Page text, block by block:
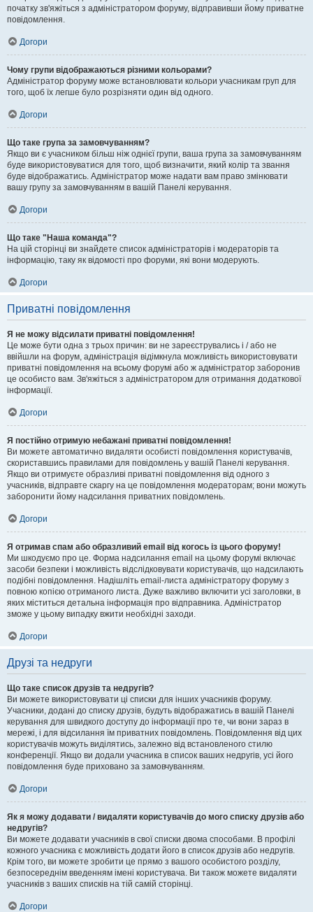
початку зв'яжіться з адміністратором форуму, відправивши йому приватне
повідомлення.
Догори
Чому групи відображаються різними кольорами?
Адміністратор форуму може встановлювати кольори учасникам груп для
того, щоб їх легше було розрізняти один від одного.
Догори
Що таке група за замовчуванням?
Якщо ви є учасником більш ніж однієї групи, ваша група за замовчуванням
буде використовуватися для того, щоб визначити, який колір та звання
буде відображатись. Адміністратор може надати вам право змінювати
вашу групу за замовчуванням в вашій Панелі керування.
Догори
Що таке "Наша команда"?
На цій сторінці ви знайдете список адміністраторів і модераторів та
інформацію, таку як відомості про форуми, які вони модерують.
Догори
Приватні повідомлення
Я не можу відсилати приватні повідомлення!
Це може бути одна з трьох причин: ви не зареєструвались і / або не
ввійшли на форум, адміністрація відімкнула можливість використовувати
приватні повідомлення на всьому форумі або ж адміністратор заборонив
це особисто вам. Зв'яжіться з адміністратором для отримання додаткової
інформації.
Догори
Я постійно отримую небажані приватні повідомлення!
Ви можете автоматично видаляти особисті повідомлення користувачів,
скориставшись правилами для повідомлень у вашій Панелі керування.
Якщо ви отримуєте образливі приватні повідомлення від одного з
учасників, відправте скаргу на це повідомлення модераторам; вони можуть
заборонити йому надсилання приватних повідомлень.
Догори
Я отримав спам або образливий email від когось із цього форуму!
Ми шкодуємо про це. Форма надсилання email на цьому форумі включає
засоби безпеки і можливість відслідковувати користувачів, що надсилають
подібні повідомлення. Надішліть email-листа адміністратору форуму з
повною копією отриманого листа. Дуже важливо включити усі заголовки, в
яких міститься детальна інформація про відправника. Адміністратор
зможе у цьому випадку вжити необхідні заходи.
Догори
Друзі та недруги
Що таке список друзів та недругів?
Ви можете використовувати ці списки для інших учасників форуму.
Учасники, додані до списку друзів, будуть відображатись в вашій Панелі
керування для швидкого доступу до інформації про те, чи вони зараз в
мережі, і для відсилання їм приватних повідомлень. Повідомлення від цих
користувачів можуть виділятись, залежно від встановленого стилю
конференції. Якщо ви додали учасника в список ваших недругів, усі його
повідомлення буде приховано за замовчуванням.
Догори
Як я можу додавати / видаляти користувачів до мого списку друзів або
недругів?
Ви можете додавати учасників в свої списки двома способами. В профілі
кожного учасника є можливість додати його в список друзів або недругів.
Крім того, ви можете зробити це прямо з вашого особистого розділу,
безпосереднім введенням імені користувача. Ви також можете видаляти
учасників з ваших списків на тій самій сторінці.
Догори